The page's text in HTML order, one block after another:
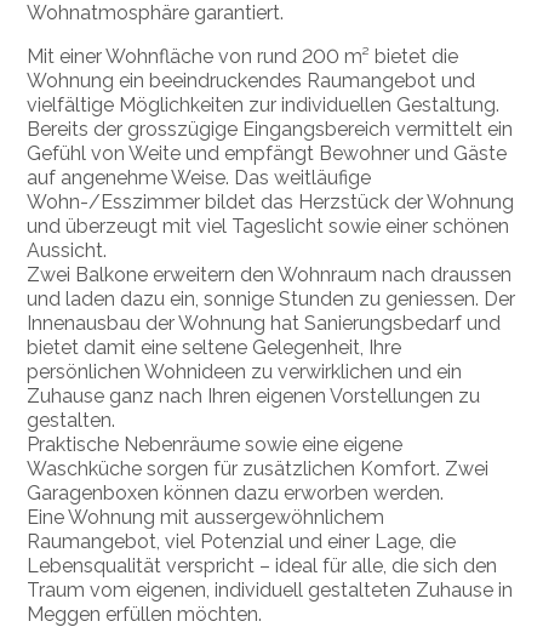
Wohnatmosphäre garantiert.
Mit einer Wohnfläche von rund 200 m² bietet die
Wohnung ein beeindruckendes Raumangebot und
vielfältige Möglichkeiten zur individuellen Gestaltung.
Bereits der grosszügige Eingangsbereich vermittelt ein
Gefühl von Weite und empfängt Bewohner und Gäste
auf angenehme Weise. Das weitläufige
Wohn-/Esszimmer bildet das Herzstück der Wohnung
und überzeugt mit viel Tageslicht sowie einer schönen
Aussicht.
Zwei Balkone erweitern den Wohnraum nach draussen
und laden dazu ein, sonnige Stunden zu geniessen. Der
Innenausbau der Wohnung hat Sanierungsbedarf und
bietet damit eine seltene Gelegenheit, Ihre
persönlichen Wohnideen zu verwirklichen und ein
Zuhause ganz nach Ihren eigenen Vorstellungen zu
gestalten.
Praktische Nebenräume sowie eine eigene
Waschküche sorgen für zusätzlichen Komfort. Zwei
Garagenboxen können dazu erworben werden.
Eine Wohnung mit aussergewöhnlichem
Raumangebot, viel Potenzial und einer Lage, die
Lebensqualität verspricht – ideal für alle, die sich den
Traum vom eigenen, individuell gestalteten Zuhause in
Meggen erfüllen möchten.